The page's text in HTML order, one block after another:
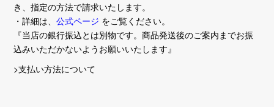
き、指定の方法で請求いたします。
・詳細は、公式ページ をご覧ください。
『当店の銀行振込とは別物です。商品発送後のご案内までお振
込みいただかないようお願いいたします』
>支払い方法について